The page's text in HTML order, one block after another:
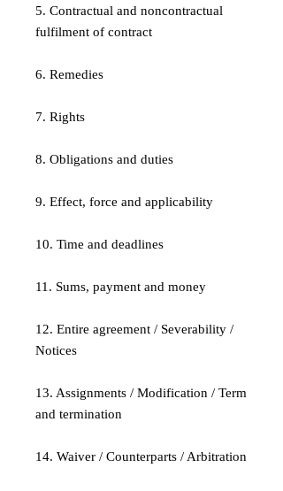
5. Contractual and noncontractual
fulfilment of contract
6. Remedies
7. Rights
8. Obligations and duties
9. Effect, force and applicability
10. Time and deadlines
11. Sums, payment and money
12. Entire agreement / Severability /
Notices
13. Assignments / Modification / Term
and termination
14. Waiver / Counterparts / Arbitration